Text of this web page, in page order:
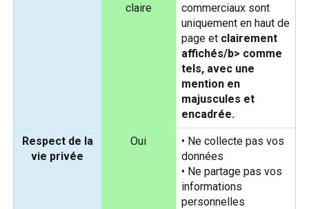
claire
commerciaux sont
uniquement en haut de
page et clairement
affichés/b> comme
tels, avec une
mention en
majuscules et
encadrée.
Respect de la
vie privée
Oui
• Ne collecte pas vos
données
• Ne partage pas vos
informations
personnelles